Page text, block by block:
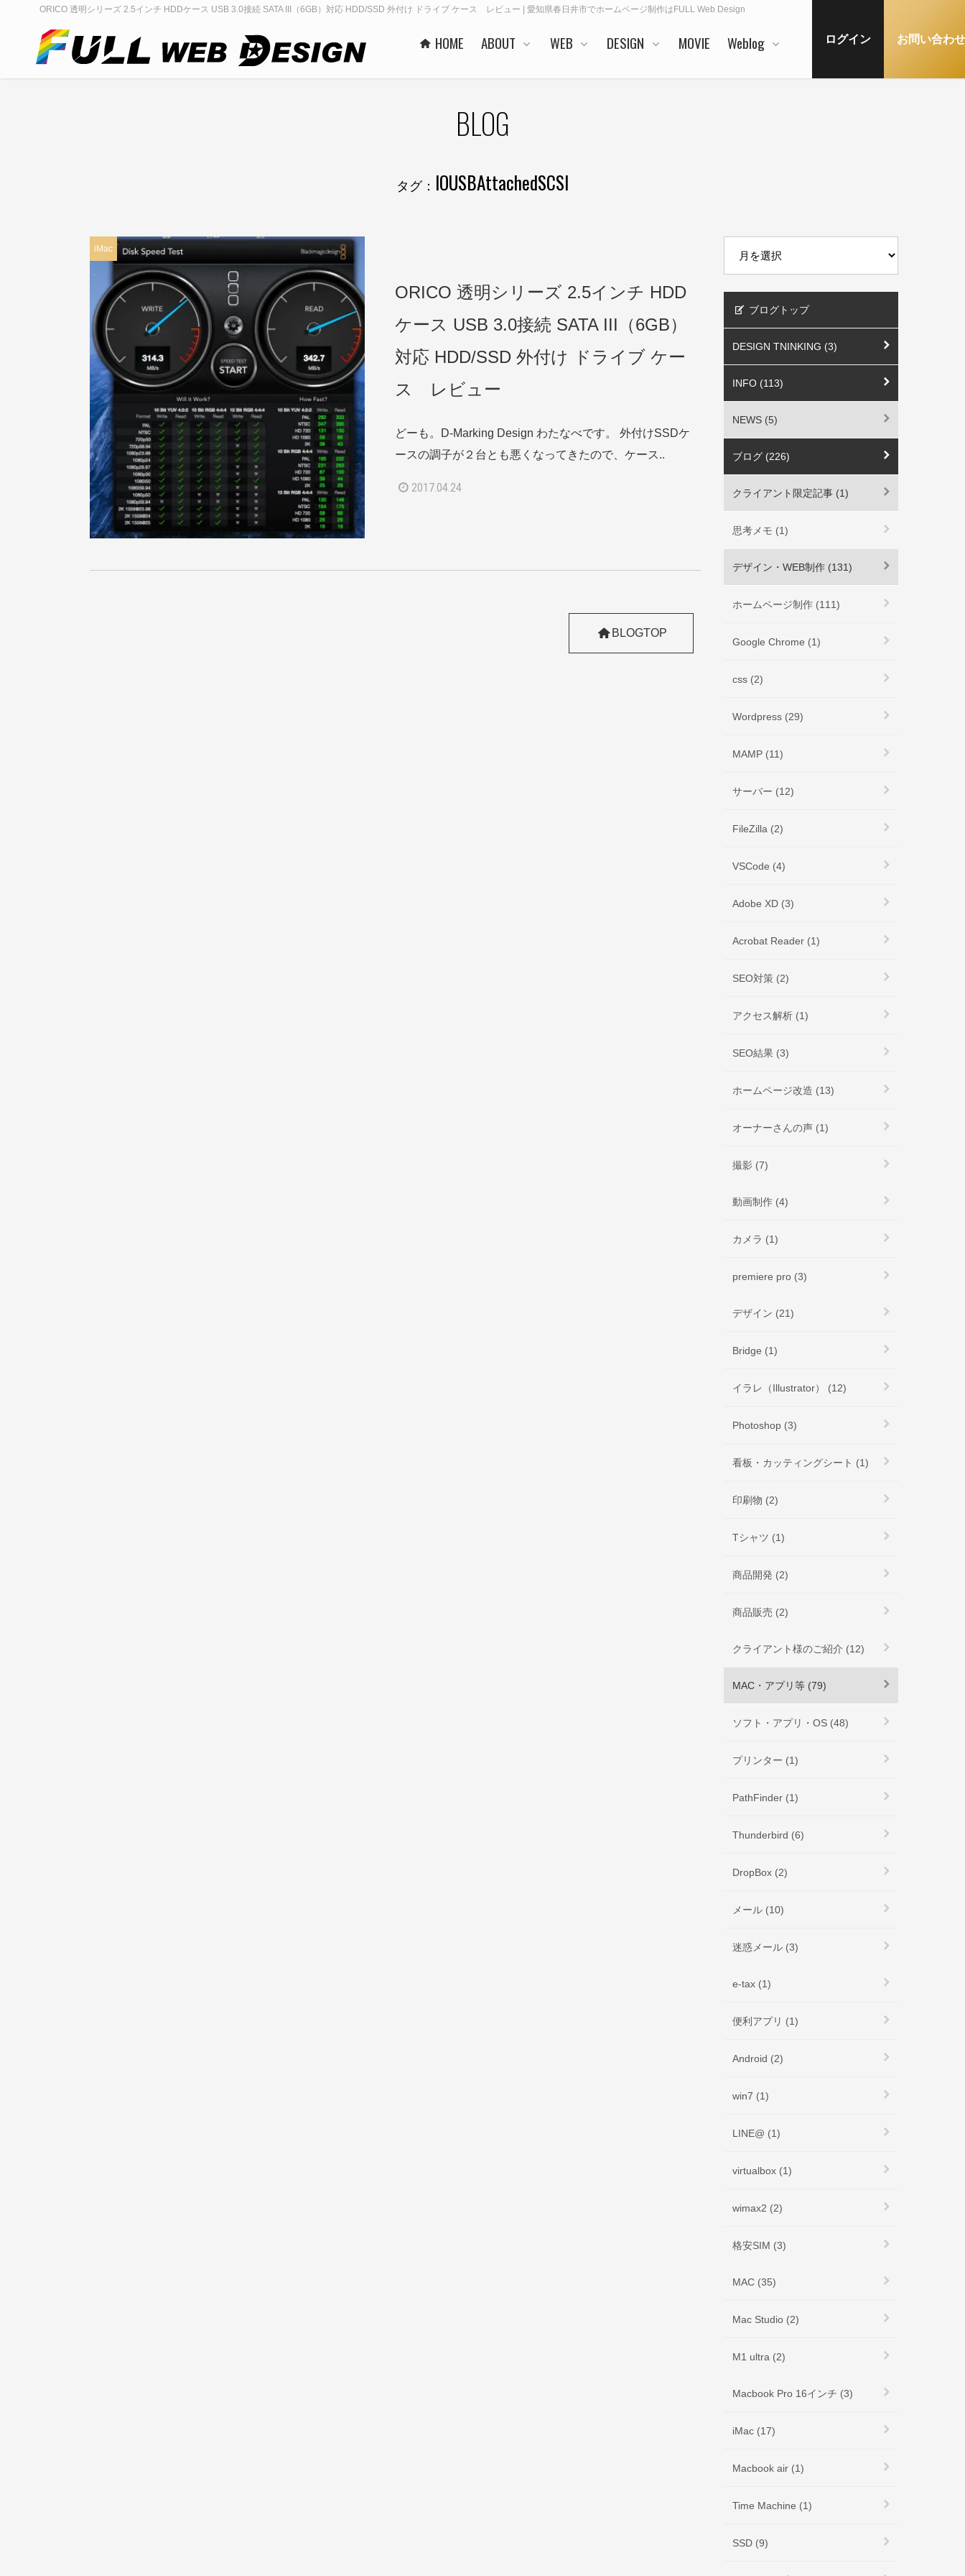
ORICO 透明シリーズ 2.5インチ HDDケース USB 3.0接続 SATA III（6GB）対応 HDD/SSD 外付け ドライブ ケース レビュー | 愛知県春日井市でホームページ制作はFULL Web Design
HOME ABOUT WEB DESIGN MOVIE Weblog ログイン お問い合わせ
BLOG
タグ： IOUSBAttachedSCSI
iMac
ORICO 透明シリーズ 2.5インチ HDD
ケース USB 3.0接続 SATA III（6GB）
対応 HDD/SSD 外付け ドライブ ケー
ス レビュー
どーも。D-Marking Design わたなべです。 外付けSSDケ
ースの調子が２台とも悪くなってきたので、ケース..
2017.04.24
BLOGTOP
ブログトップ
DESIGN TNINKING (3)
INFO (113)
NEWS (5)
ブログ (226)
クライアント限定記事 (1)
思考メモ (1)
デザイン・WEB制作 (131)
ホームページ制作 (111)
Google Chrome (1)
css (2)
Wordpress (29)
MAMP (11)
サーバー (12)
FileZilla (2)
VSCode (4)
Adobe XD (3)
Acrobat Reader (1)
SEO対策 (2)
アクセス解析 (1)
SEO結果 (3)
ホームページ改造 (13)
オーナーさんの声 (1)
撮影 (7)
動画制作 (4)
カメラ (1)
premiere pro (3)
デザイン (21)
Bridge (1)
イラレ（Illustrator） (12)
Photoshop (3)
看板・カッティングシート (1)
印刷物 (2)
Tシャツ (1)
商品開発 (2)
商品販売 (2)
クライアント様のご紹介 (12)
MAC・アプリ等 (79)
ソフト・アプリ・OS (48)
プリンター (1)
PathFinder (1)
Thunderbird (6)
DropBox (2)
メール (10)
迷惑メール (3)
e-tax (1)
便利アプリ (1)
Android (2)
win7 (1)
LINE@ (1)
virtualbox (1)
wimax2 (2)
格安SIM (3)
MAC (35)
Mac Studio (2)
M1 ultra (2)
Macbook Pro 16インチ (3)
iMac (17)
Macbook air (1)
Time Machine (1)
SSD (9)